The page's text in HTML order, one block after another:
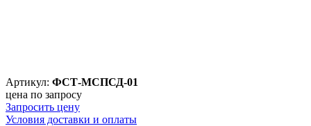
Артикул: ФСТ-МСПСД-01
цена по запросу
Запросить цену
Условия доставки и оплаты